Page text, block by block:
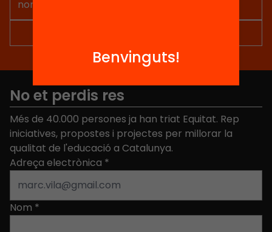
No et perdis res
Més de 40.000 persones ja han triat Equitat. Rep
iniciatives, propostes i projectes per millorar la
qualitat de l'educació a Catalunya.
Adreça electrònica *
Nom *
Benvinguts!